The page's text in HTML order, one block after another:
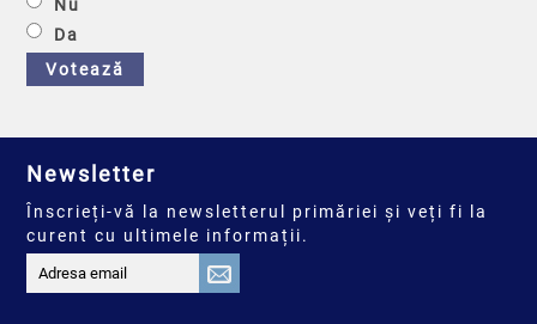
Nu
Da
Votează
Newsletter
Înscrieți-vă la newsletterul primăriei și veți fi la
curent cu ultimele informații.